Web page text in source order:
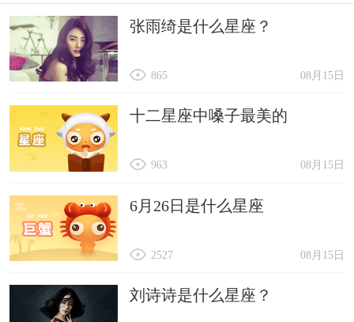
张雨绮是什么星座？
08月15日
865
十二星座中嗓子最美的
08月15日
963
6月26日是什么星座
08月15日
2527
刘诗诗是什么星座？